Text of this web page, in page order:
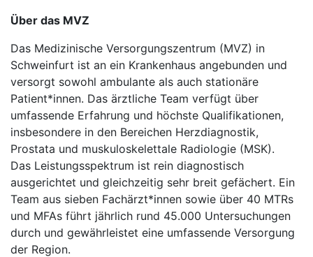
Über das MVZ
Das Medizinische Versorgungszentrum (MVZ) in
Schweinfurt ist an ein Krankenhaus angebunden und
versorgt sowohl ambulante als auch stationäre
Patient*innen. Das ärztliche Team verfügt über
umfassende Erfahrung und höchste Qualifikationen,
insbesondere in den Bereichen Herzdiagnostik,
Prostata und muskuloskelettale Radiologie (MSK).
Das Leistungsspektrum ist rein diagnostisch
ausgerichtet und gleichzeitig sehr breit gefächert. Ein
Team aus sieben Fachärzt*innen sowie über 40 MTRs
und MFAs führt jährlich rund 45.000 Untersuchungen
durch und gewährleistet eine umfassende Versorgung
der Region.